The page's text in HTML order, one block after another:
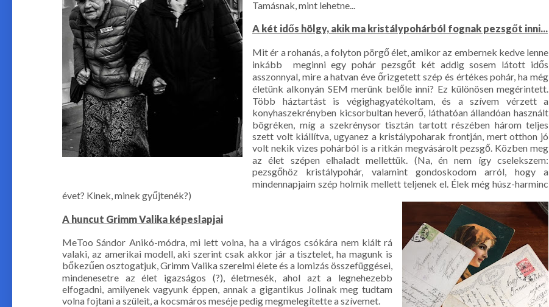
Tamásnak, mint lehetne...
A két idős hölgy, akik ma kristálypohárból fognak pezsgőt inni...
Mit ér a rohanás, a folyton pörgő élet, amikor az embernek kedve lenne
inkább meginni egy pohár pezsgőt két addig sosem látott idős
asszonnyal, mire a hatvan éve őrizgetett szép és értékes pohár, ha még
életünk alkonyán SEM merünk belőle inni? Ez különösen megérintett.
Több háztartást is végighagyatékoltam, és a szívem vérzett a
konyhaszekrényben kicsorbultan heverő, láthatóan állandóan használt
bögréken, míg a szekrénysor tisztán tartott részében három teljes
szett volt kiállítva, ugyanez a kristálypoharak frontján, mert otthon jó
volt nekik vizes pohárból is a ritkán megvásárolt pezsgő. Közben meg
az élet szépen elhaladt mellettük. (Na, én nem így cselekszem:
pezsgőhöz kristálypohár, valamint gondoskodom arról, hogy a
mindennapjaim szép holmik mellett teljenek el. Élek még húsz-harminc
évet? Kinek, minek gyűjtenék?)
A huncut Grimm Valika képeslapjai
MeToo Sándor Anikó-módra, mi lett volna, ha a virágos csókára nem kiált rá
valaki, az amerikai modell, aki szerint csak akkor jár a tisztelet, ha magunk is
bőkezűen osztogatjuk, Grimm Valika szerelmi élete és a lomizás összefüggései,
mindenesetre az élet igazságos (?), életmesék, ahol azt a legnehezebb
elfogadni, amilyenek vagyunk éppen, annak a gigantikus Jolinak meg tudtam
volna fojtani a szüleit, a kocsmáros meséje pedig megmelegítette a szívemet.